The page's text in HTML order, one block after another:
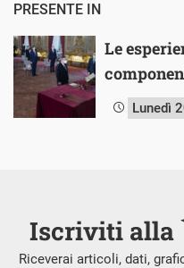
PRESENTE IN
Le
Lunedì
Iscriviti alla
Riceverai articoli, dati,